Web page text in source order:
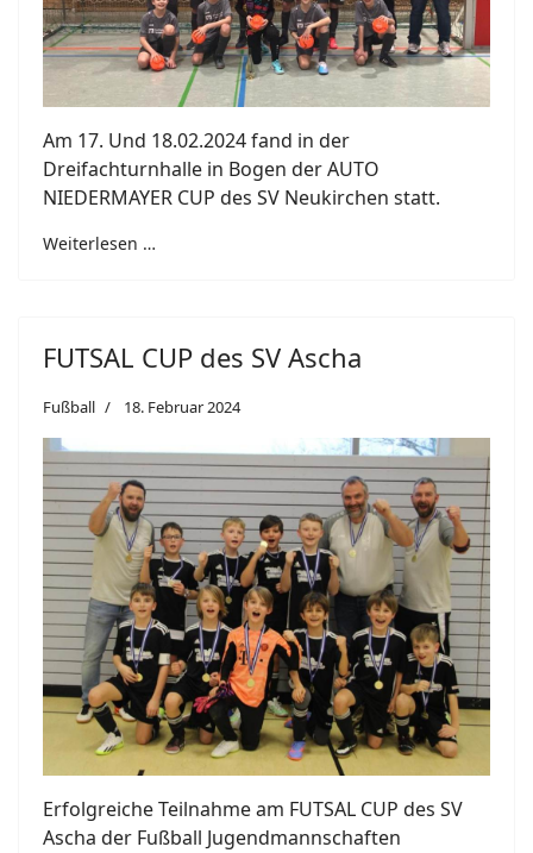
Am 17. Und 18.02.2024 fand in der
Dreifachturnhalle in Bogen der AUTO
NIEDERMAYER CUP des SV Neukirchen statt.
Weiterlesen …
FUTSAL CUP des SV Ascha
Fußball 18. Februar 2024
Erfolgreiche Teilnahme am FUTSAL CUP des SV
Ascha der Fußball Jugendmannschaften